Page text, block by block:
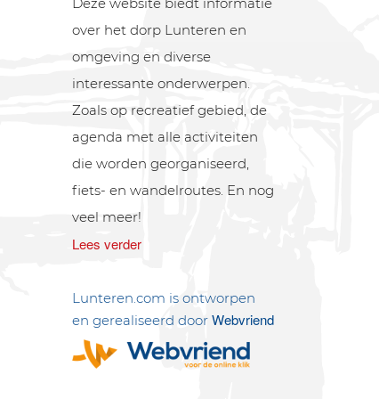
over het dorp Lunteren en
omgeving en diverse
interessante onderwerpen.
Zoals op recreatief gebied, de
agenda met alle activiteiten
die worden georganiseerd,
fiets- en wandelroutes. En nog
veel meer!
Lees verder
Lunteren.com is ontworpen
en gerealiseerd doorWebvriend